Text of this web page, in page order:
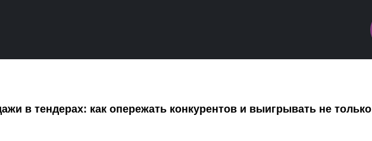
в тендерах: как опережать конкурентов и выигрывать не только